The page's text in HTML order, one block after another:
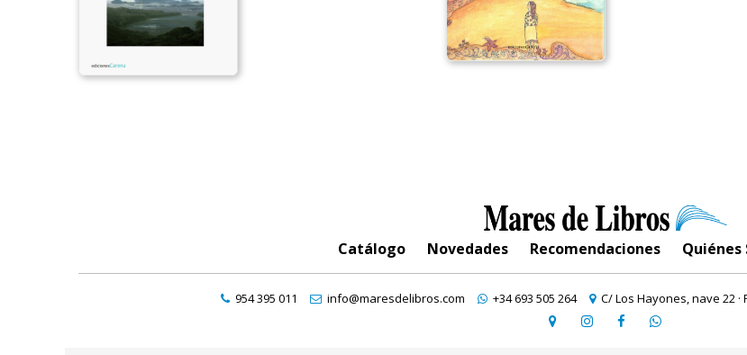
Catálogo Novedades Recomendaciones Quiénes
954 395 011 info@maresdelibros.com +34 693 505 264 C/ Los Hayones, nave 22